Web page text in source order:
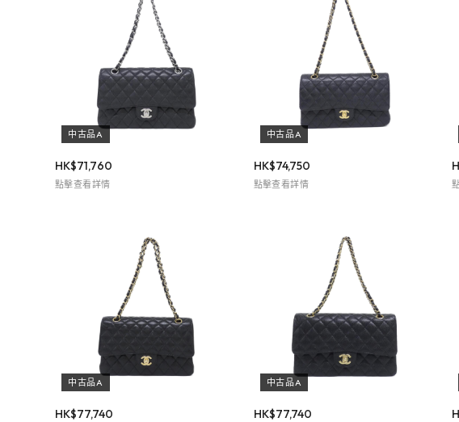
中古品A
HK$71,760
點擊查看詳情
中古品A
HK$74,750
點擊查看詳情
中古品A
HK$77,740
中古品A
HK$77,740